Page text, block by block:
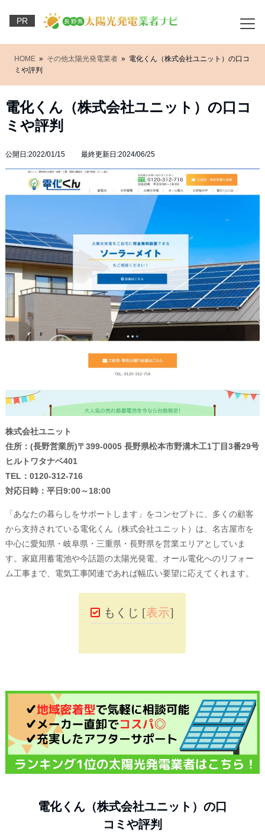
PR
HOME » その他太陽光発電業者 » 電化くん（株式会社ユニット）の口コ
ミや評判
電化くん（株式会社ユニット）の口コ
ミや評判
公開日:2022/01/15 最終更新日:2024/06/25
株式会社ユニット
住所：(長野営業所)〒399-0005 長野県松本市野溝木工1丁目3番29号
ヒルトワタナベ401
TEL：0120-312-716
対応日時：平日9:00～18:00
「あなたの暮らしをサポートします」をコンセプトに、多くの顧客
から支持されている電化くん（株式会社ユニット）は、名古屋市を
中心に愛知県・岐阜県・三重県・長野県を営業エリアとしていま
す。家庭用蓄電池や今話題の太陽光発電、オール電化へのリフォー
ム工事まで、電気工事関連であれば幅広い要望に応えてくれます。
もくじ [表示]
電化くん（株式会社ユニット）の口
コミや評判